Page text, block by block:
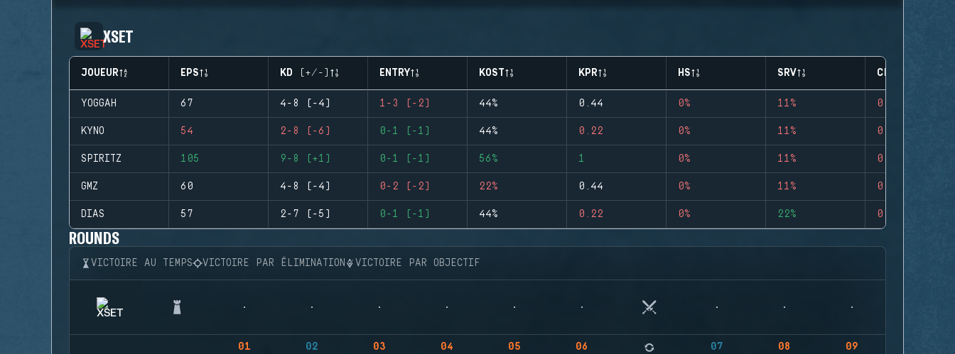
XSET
JOUEUR EPS KD (+/-) ENTRY KOST KPR HS SRV CLUTCHES
YOGGAH 67 4-8 (-4) 1-3 (-2) 44% 0.44 0% 11% 0
KYNO 54 2-8 (-6) 0-1 (-1) 44% 0.22 0% 11% 0
SPIRITZ 105 9-8 (+1) 0-1 (-1) 56% 1 0% 11% 0
GMZ 60 4-8 (-4) 0-2 (-2) 22% 0.44 0% 11% 0
DIAS 57 2-7 (-5) 0-1 (-1) 44% 0.22 0% 22% 0
ROUNDS
VICTOIRE AU TEMPS VICTOIRE PAR ÉLIMINATION VICTOIRE PAR OBJECTIF
01 02 03 04 05 06 07 08 09